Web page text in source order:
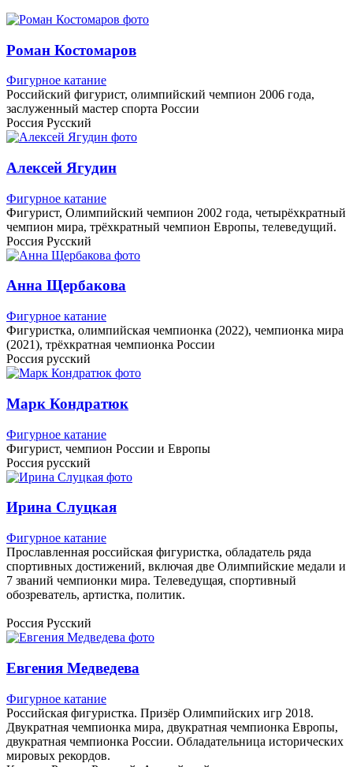
Роман Костомаров
Фигурное катание
Российский фигурист, олимпийский чемпион 2006 года,
заслуженный мастер спорта России
Россия Русский
Алексей Ягудин
Фигурное катание
Фигурист, Олимпийский чемпион 2002 года, четырёхкратный
чемпион мира, трёхкратный чемпион Европы, телеведущий.
Россия Русский
Анна Щербакова
Фигурное катание
Фигуристка, олимпийская чемпионка (2022), чемпионка мира
(2021), трёхкратная чемпионка России
Россия русский
Марк Кондратюк
Фигурное катание
Фигурист, чемпион России и Европы
Россия русский
Ирина Слуцкая
Фигурное катание
Прославленная российская фигуристка, обладатель ряда
спортивных достижений, включая две Олимпийские медали и
7 званий чемпионки мира. Телеведущая, спортивный
обозреватель, артистка, политик.
Россия Русский
Евгения Медведева
Фигурное катание
Российская фигуристка. Призёр Олимпийских игр 2018.
Двукратная чемпионка мира, двукратная чемпионка Европы,
двукратная чемпионка России. Обладательница исторических
мировых рекордов.